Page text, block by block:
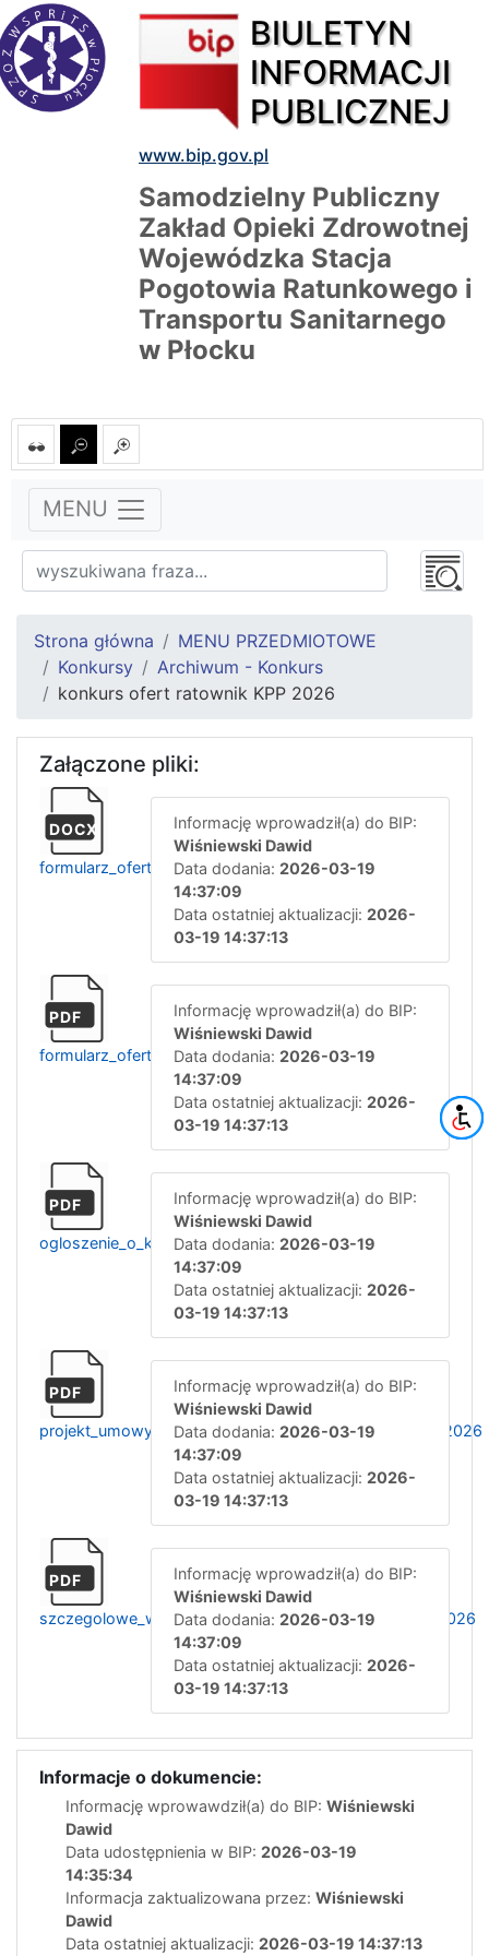
BIULETYN
INFORMACJI
PUBLICZNEJ
www.bip.gov.pl
Samodzielny Publiczny
Zakład Opieki Zdrowotnej
Wojewódzka Stacja
Pogotowia Ratunkowego i
Transportu Sanitarnego
w Płocku
MENU
Strona główna
MENU PRZEDMIOTOWE
Konkursy
Archiwum - Konkurs
konkurs ofert ratownik KPP 2026
Załączone pliki:
DOCX
formularz_ofertowy_ratownik_kpp_2026
Informację wprowadził(a) do BIP:
Wiśniewski Dawid
Data dodania: 2026-03-19
14:37:09
Data ostatniej aktualizacji: 2026-
03-19 14:37:13
PDF
formularz_ofertowy_ratownik_kpp_2026
Informację wprowadził(a) do BIP:
Wiśniewski Dawid
Data dodania: 2026-03-19
14:37:09
Data ostatniej aktualizacji: 2026-
03-19 14:37:13
PDF
ogloszenie_o_konkursie_ofert_ratownik_kpp_2026
Informację wprowadził(a) do BIP:
Wiśniewski Dawid
Data dodania: 2026-03-19
14:37:09
Data ostatniej aktualizacji: 2026-
03-19 14:37:13
PDF
projekt_umowy_kontraktowej_ratownik_kpp_od_01.04.2026
Informację wprowadził(a) do BIP:
Wiśniewski Dawid
Data dodania: 2026-03-19
14:37:09
Data ostatniej aktualizacji: 2026-
03-19 14:37:13
PDF
szczegolowe_warunki_konkursu_ofert_ratownik_kpp_2026
Informację wprowadził(a) do BIP:
Wiśniewski Dawid
Data dodania: 2026-03-19
14:37:09
Data ostatniej aktualizacji: 2026-
03-19 14:37:13
Informacje o dokumencie:
Informację wprowawdził(a) do BIP: Wiśniewski
Dawid
Data udostępnienia w BIP: 2026-03-19
14:35:34
Informacja zaktualizowana przez: Wiśniewski
Dawid
Data ostatniej aktualizacji: 2026-03-19 14:37:13